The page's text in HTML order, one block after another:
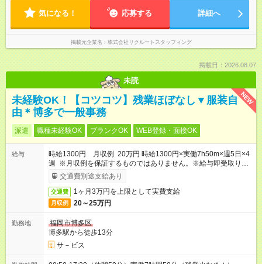
気になる！ 応募する 詳細へ
掲載元企業名 株式会社リクルートスタッフィング
掲載日：2026.08.07
未読
NEW
未経験OK！【コツコツ】残業ほぼなし▼服装自
由＊博多で一般事務
派遣 職種未経験OK ブランクOK WEB登録・面接OK
給与
時給1300円 月収例 20万円 時給1300円×実働7h50m×週5日×4
週 ※月収例を保証するものではありません。※給与即受取りサ
ービス利用可（利用条件有）
交通費別途支給あり
交通費 1ヶ月3万円を上限として実費支給
月収例 20～25万円
勤務地
福岡市博多区
博多駅から徒歩13分
サ－ビス